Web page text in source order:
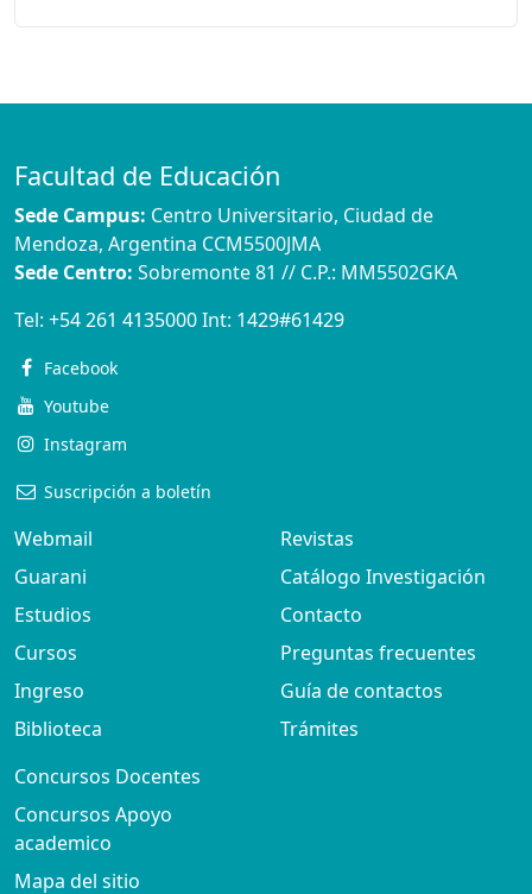
Facultad de Educación
Sede Campus: Centro Universitario, Ciudad de
Mendoza, Argentina CCM5500JMA
Sede Centro: Sobremonte 81 // C.P.: MM5502GKA
Tel: +54 261 4135000Int: 1429#61429
Facebook
Youtube
Instagram
Suscripción a boletín
Webmail
Guarani
Estudios
Cursos
Ingreso
Biblioteca
Revistas
Catálogo Investigación
Contacto
Preguntas frecuentes
Guía de contactos
Trámites
Concursos Docentes
Concursos Apoyo
academico
Mapa del sitio